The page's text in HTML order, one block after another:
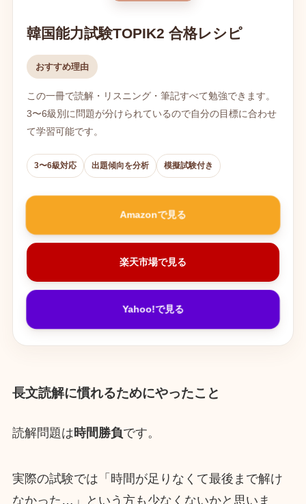
韓国能力試験TOPIK2 合格レシピ
おすすめ理由
この一冊で読解・リスニング・筆記すべて勉強できます。
3〜6級別に問題が分けられているので自分の目標に合わせ
て学習可能です。
3〜6級対応 出題傾向を分析 模擬試験付き
Amazonで見る
楽天市場で見る
Yahoo!で見る
長文読解に慣れるためにやったこと
読解問題は 時間勝負です。
実際の試験では「時間が足りなくて最後まで解け
なかった…」という方も少なくないかと思いま